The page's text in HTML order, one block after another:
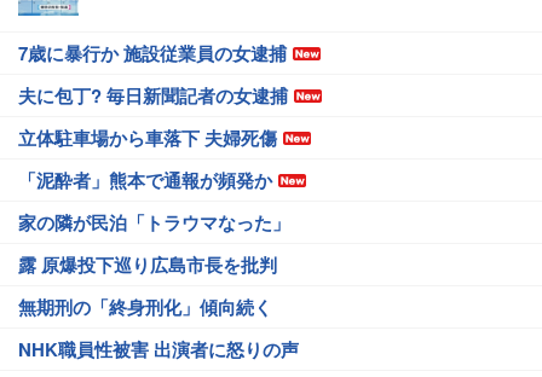
7歳に暴行か 施設従業員の女逮捕
夫に包丁? 毎日新聞記者の女逮捕
立体駐車場から車落下 夫婦死傷
「泥酔者」熊本で通報が頻発か
家の隣が民泊「トラウマなった」
露 原爆投下巡り広島市長を批判
無期刑の「終身刑化」傾向続く
NHK職員性被害 出演者に怒りの声